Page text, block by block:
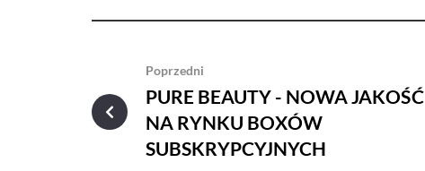
Poprzedni
PURE BEAUTY - NOWA JAKOŚĆ
NA RYNKU BOXÓW
SUBSKRYPCYJNYCH